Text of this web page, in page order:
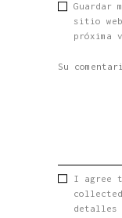
Guardar
sitio
próxima
I agree
detalles